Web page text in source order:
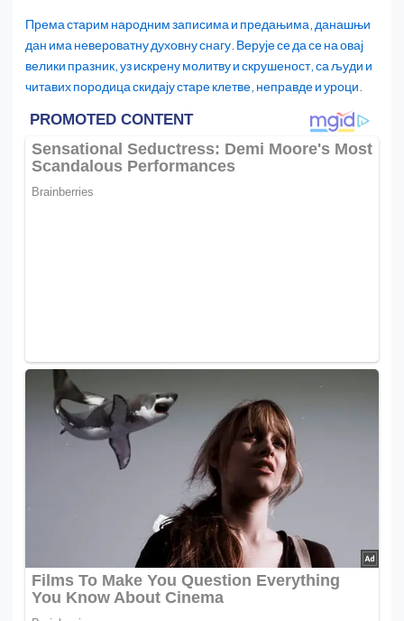
Према старим народним записима и предањима, данашњи
дан има невероватну духовну снагу. Верује се да се на овај
велики празник, уз искрену молитву и скрушеност, са људи и
читавих породица скидају старе клетве, неправде и уроци.